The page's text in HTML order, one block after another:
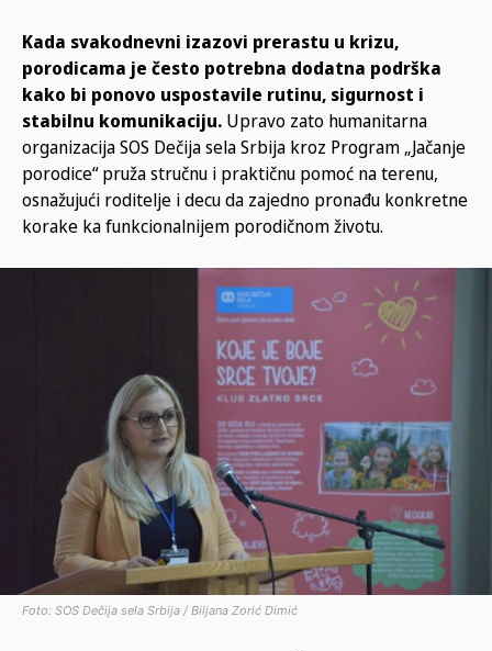
Kada svakodnevni izazovi prerastu u krizu,
porodicama je često potrebna dodatna podrška
kako bi ponovo uspostavile rutinu, sigurnost i
stabilnu komunikaciju. Upravo zato humanitarna
organizacija SOS Dečija sela Srbija kroz Program „Jačanje
porodice“ pruža stručnu i praktičnu pomoć na terenu,
osnažujući roditelje i decu da zajedno pronađu konkretne
korake ka funkcionalnijem porodičnom životu.
Foto: SOS Dečija sela Srbija / Biljana Zorić Dimić